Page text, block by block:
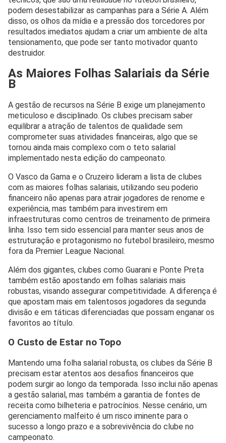
podem desestabilizar as campanhas para a Série A. Além
disso, os olhos da mídia e a pressão dos torcedores por
resultados imediatos ajudam a criar um ambiente de alta
tensionamento, que pode ser tanto motivador quanto
destruidor.
As Maiores Folhas Salariais da Série
B
A gestão de recursos na Série B exige um planejamento
meticuloso e disciplinado. Os clubes precisam saber
equilibrar a atração de talentos de qualidade sem
comprometer suas atividades financeiras, algo que se
tornou ainda mais complexo com o teto salarial
implementado nesta edição do campeonato.
O Vasco da Gama e o Cruzeiro lideram a lista de clubes
com as maiores folhas salariais, utilizando seu poderio
financeiro não apenas para atrair jogadores de renome e
experiência, mas também para investirem em
infraestruturas como centros de treinamento de primeira
linha. Isso tem sido essencial para manter seus anos de
estruturação e protagonismo no futebol brasileiro, mesmo
fora da Premier League Nacional.
Além dos gigantes, clubes como Guarani e Ponte Preta
também estão apostando em folhas salariais mais
robustas, visando assegurar competitividade. A diferença é
que apostam mais em talentosos jogadores da segunda
divisão e em táticas diferenciadas que possam enganar os
favoritos ao título.
O Custo de Estar no Topo
Mantendo uma folha salarial robusta, os clubes da Série B
precisam estar atentos aos desafios financeiros que
podem surgir ao longo da temporada. Isso inclui não apenas
a gestão salarial, mas também a garantia de fontes de
receita como bilheteria e patrocínios. Nesse cenário, um
gerenciamento malfeito é um risco iminente para o
sucesso a longo prazo e a sobrevivência do clube no
campeonato.